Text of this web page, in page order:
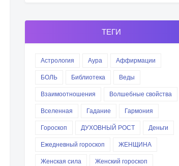
ТЕГИ
Астрология Аура
Аффирмации
БОЛЬ
Библиотека
Веды
Взаимоотношения
Волшебные свойства
Вселенная
Гадание
Гармония
Гороскоп
ДУХОВНЫЙ РОСТ
Деньги
Ежедневный гороскоп
ЖЕНЩИНА
Женская сила
Женский гороскоп